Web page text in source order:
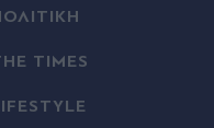
- Η
TIMES